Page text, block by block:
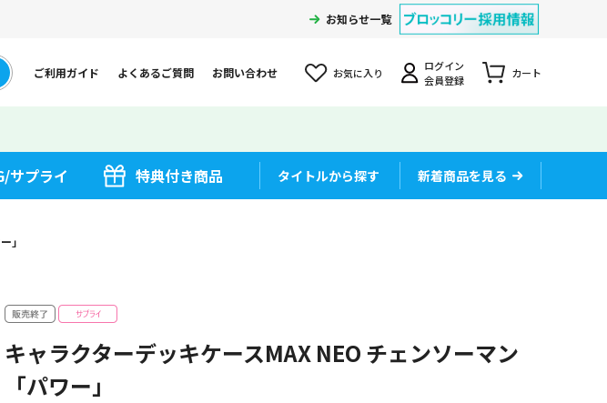
お知らせ一覧
ご利用ガイド よくあるご質問 お問い合わせ お気に入り
ログイン
会員登録
カート
サプライ 特典付き商品 タイトルから探す 新着商品を見る
」
キャラクターデッキケースMAX NEO チェンソーマン
「パワー」